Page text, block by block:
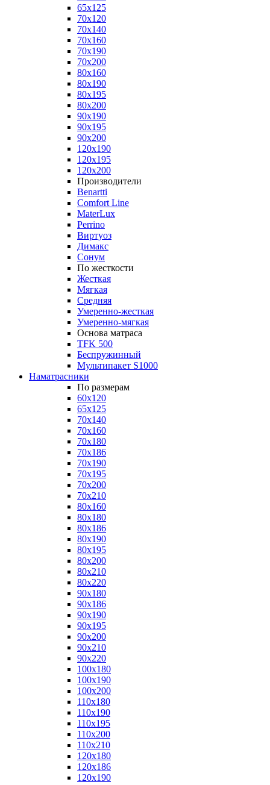
65x125
70x120
70x140
70x160
70x190
70x200
80x160
80x190
80x195
80x200
90x190
90x195
90x200
120x190
120x195
120x200
Производители
Benartti
Comfort Line
MaterLux
Perrino
Виртуоз
Димакс
Сонум
По жесткости
Жесткая
Мягкая
Средняя
Умеренно-жесткая
Умеренно-мягкая
Основа матраса
TFK 500
Беспружинный
Мультипакет S1000
Наматрасники
По размерам
60x120
65x125
70x140
70x160
70x180
70x186
70x190
70x195
70x200
70x210
80x160
80x180
80x186
80x190
80x195
80x200
80x210
80x220
90x180
90x186
90x190
90x195
90x200
90x210
90x220
100x180
100x190
100x200
110x180
110x190
110x195
110x200
110x210
120x180
120x186
120x190